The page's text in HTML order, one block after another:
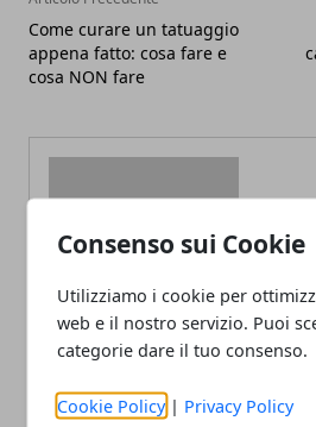
Consenso sui Cookie
Utilizziamo i cookie per
web e il nostro servizio. Puoi
categorie dare il tuo consenso.
Cookie Policy | Privacy Policy
Come curare un tatuaggio
appena fatto: cosa fare e
cosa NON fare